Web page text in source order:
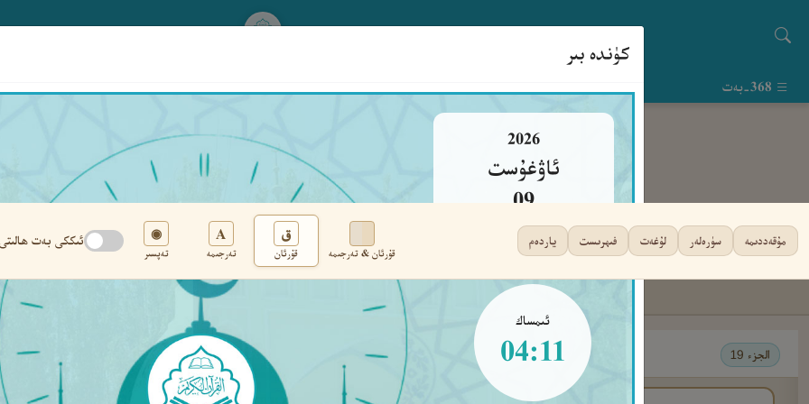
كۈندە بىر
2026
ئاۋغۇست
09
يەكشەنبە
ئىمساك
04:11
مۇقەددىمە سۈرەلەر لۇغەت فىھرىست ياردەم
قۇرئان & تەرجىمە
ق
قۇرئان
A
تەرجىمە
◉
تەپسىر
ئىككى بەت ھالىتى
تەڭشەك
الجزء 19 ‹ ‹ ٣٦٨ › ›